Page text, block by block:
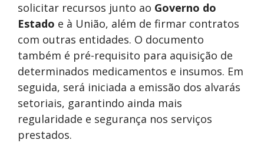
solicitar recursos junto ao Governo do
Estado e à União, além de firmar contratos
com outras entidades. O documento
também é pré-requisito para aquisição de
determinados medicamentos e insumos. Em
seguida, será iniciada a emissão dos alvarás
setoriais, garantindo ainda mais
regularidade e segurança nos serviços
prestados.